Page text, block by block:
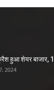
हुआ शेयर बाजार,
2024